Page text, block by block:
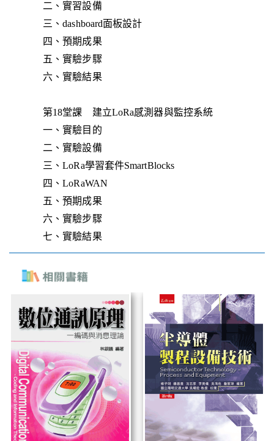
二、實習設備
三、dashboard面板設計
四、預期成果
五、實驗步驟
六、實驗結果
第18堂課 建立LoRa感測器與監控系統
一、實驗目的
二、實驗設備
三、LoRa學習套件SmartBlocks
四、LoRaWAN
五、預期成果
六、實驗步驟
七、實驗結果